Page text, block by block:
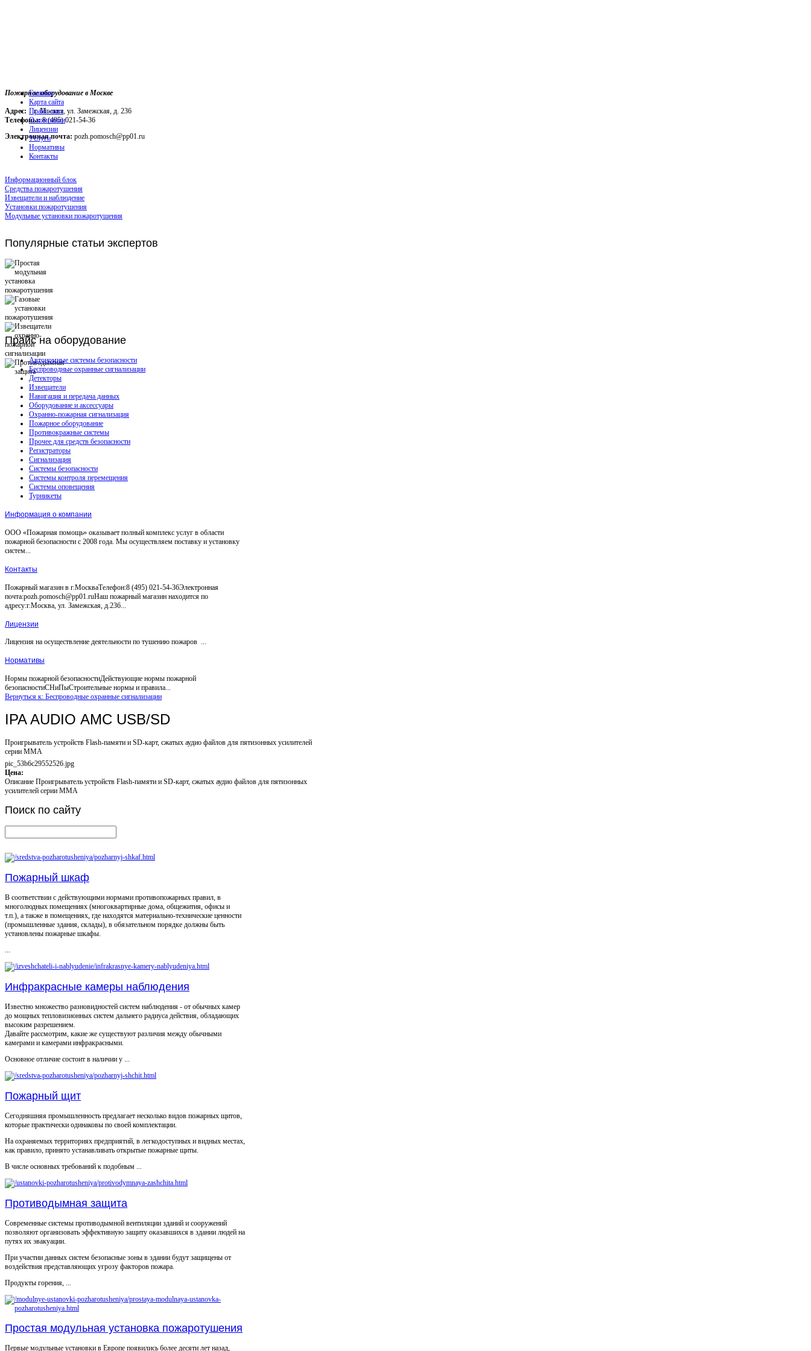
Пожарное оборудование в Москве
Адрес: г. Москва, ул. Замежская, д. 236
Телефоны:8 (495) 021-54-36
Электронная почта: pozh.pomosch@pp01.ru
Главная
Карта сайта
Прайс-лист
О компании
Лицензии
Услуги
Нормативы
Контакты
Информационный блок
Средства пожаротушения
Извещатели и наблюдение
Установки пожаротушения
Модульные установки пожаротушения
Популярные статьи экспертов
Прайсна оборудование
Автономные системы безопасности
Беспроводные охранные сигнализации
Детекторы
Извещатели
Навигация и передача данных
Оборудование и аксессуары
Охранно-пожарная сигнализация
Пожарное оборудование
Противокражные системы
Прочее для средств безопасности
Регистраторы
Сигнализация
Системы безопасности
Системы контроля перемещения
Системы оповещения
Турникеты
Информация о компании
ООО «Пожарная помощь» оказывает полный комплекс услуг в области
пожарной безопасности с 2008 года. Мы осуществляем поставку и установку
систем...
Контакты
Пожарный магазин в г.МоскваТелефон:8 (495) 021-54-36Электронная
почта:pozh.pomosch@pp01.ruНаш пожарный магазин находится по
адресу:г.Москва, ул. Замежская, д.236...
Лицензии
Лицензия на осуществление деятельности по тушению пожаров ...
Нормативы
Нормы пожарной безопасностиДействующие нормы пожарной
безопасностиСНиПыСтроительные нормы и правила...
Вернуться к: Беспроводные охранные сигнализации
IPA AUDIO АМС USB/SD
Проигрыватель устройств Flash-памяти и SD-карт, сжатых аудио файлов для пятизонных усилителей
серии MMA
pic_53b6c29552526.jpg
Цена:
Описание Проигрыватель устройств Flash-памяти и SD-карт, сжатых аудио файлов для пятизонных
усилителей серии MMA
Поиск по сайту
Пожарный шкаф
В соответствии с действующими нормами противопожарных правил, в
многолюдных помещениях (многоквартирные дома, общежития, офисы и
т.п.), а также в помещениях, где находятся материально-технические ценности
(промышленные здания, склады), в обязательном порядке должны быть
установлены пожарные шкафы.
...
Инфракрасные камеры наблюдения
Известно множество разновидностей систем наблюдения - от обычных камер
до мощных тепловизионных систем дальнего радиуса действия, обладающих
высоким разрешением.
Давайте рассмотрим, какие же существуют различия между обычными
камерами и камерами инфракрасными.
Основное отличие состоит в наличии у ...
Пожарный щит
Сегодняшняя промышленность предлагает несколько видов пожарных щитов,
которые практически одинаковы по своей комплектации.
На охраняемых территориях предприятий, в легкодоступных и видных местах,
как правило, принято устанавливать открытые пожарные щиты.
В числе основных требований к подобным ...
Противодымная защита
Современные системы противодымной вентиляции зданий и сооружений
позволяют организовать эффективную защиту оказавшихся в здании людей на
путях их эвакуации.
При участии данных систем безопасные зоны в здании будут защищены от
воздействия представляющих угрозу факторов пожара.
Продукты горения, ...
Простая модульная установка пожаротушения
Первые модульные установки в Европе появились более десяти лет назад,